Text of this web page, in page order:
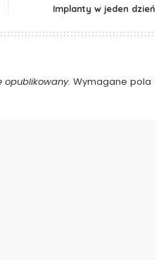
Implanty w jeden dzień
opublikowany. Wymagane pola